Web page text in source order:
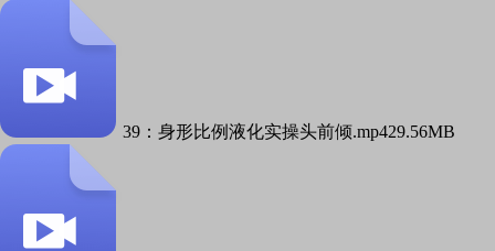
39：身形比例液化实操头前倾.mp429.56MB